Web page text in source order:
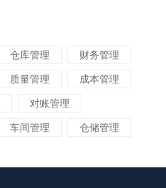
仓库管理 财务管理
质量管理 成本管理
对账管理
车间管理 仓储管理